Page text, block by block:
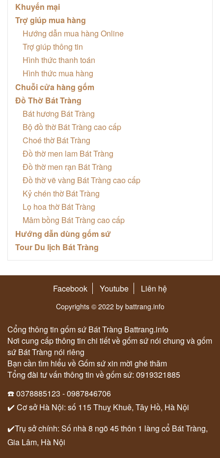
Khuyến mại
Trợ giúp mua hàng
Hướng dẫn mua hàng Online
Trợ giúp thông tin
Hình thức thanh toán
Hình thức mua hàng
Chuỗi cửa hàng gốm
Đồ Thờ Bát Tràng
Bát hương Bát Tràng
Bộ đồ thờ Bát Tràng cao cấp
Choé thờ Bát Tràng
Đồ thờ men lam Bát Tràng
Đồ thờ men rạn Bát Tràng
Đồ thờ vẽ vàng Bát Tràng cao cấp
Kỷ chén thờ Bát Tràng
Lọ hoa thờ Bát Tràng
Mâm bồng Bát Tràng cao cấp
Hướng dẫn dùng gốm sứ
Tour Du lịch Bát Tràng
Facebook Youtube Liên hệ
Copyrights © 2022 by battrang.info
Cổng thông tin gốm sứ Bát Tràng Battrang.info
Nơi cung cấp thông tin chi tiết về gốm sứ nói chung và gốm
sứ Bát Tràng nói riêng
Bạn cần tìm hiểu về Gốm sứ xin mời ghé thăm
Tổng đài tư vấn thông tin về gốm sứ: 0919321885
☎️ 0378885123 - 0987846706
✔️ Cơ sở Hà Nội: số 115 Thuỵ Khuê, Tây Hồ, Hà Nội
✔️Trụ sở chính: Số nhà 8 ngõ 45 thôn 1 làng cổ Bát Tràng,
Gia Lâm, Hà Nội